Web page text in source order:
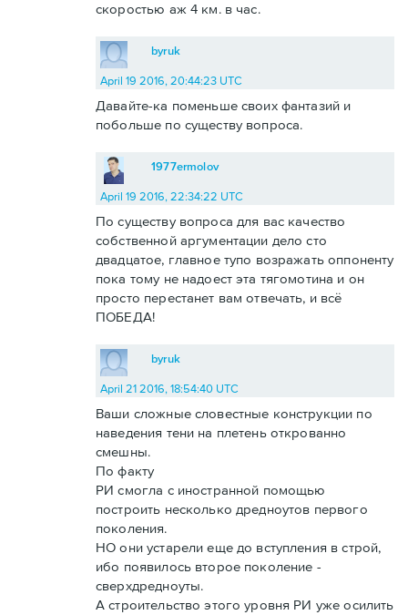
скоростью аж 4 км. в час.
byruk
April 19 2016, 20:44:23 UTC
Давайте-ка поменьше своих фантазий и
побольше по существу вопроса.
1977ermolov
April 19 2016, 22:34:22 UTC
По существу вопроса для вас качество
собственной аргументации дело сто
двадцатое, главное тупо возражать оппоненту
пока тому не надоест эта тягомотина и он
просто перестанет вам отвечать, и всё
ПОБЕДА!
byruk
April 21 2016, 18:54:40 UTC
Ваши сложные словестные конструкции по
наведения тени на плетень открованно
смешны.
По факту
РИ смогла с иностранной помощью
построить несколько дредноутов первого
поколения.
НО они устарели еще до вступления в строй,
ибо появилось второе поколение -
сверхдредноуты.
А строительство этого уровня РИ уже осилить